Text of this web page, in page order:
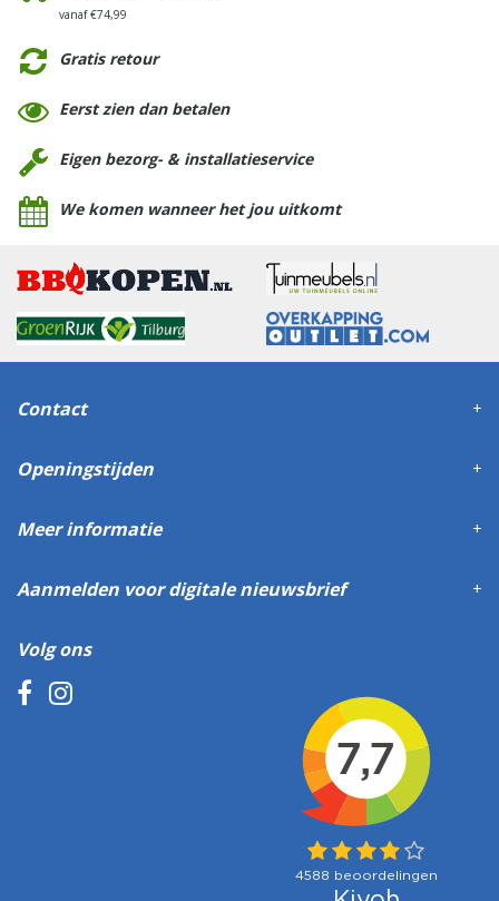
vanaf €74,99
Gratis retour
Eerst zien dan betalen
Eigen bezorg- & installatieservice
We komen wanneer het jou uitkomt
Contact
Volg ons
Openingstijden
Meer informatie
Aanmelden voor digitale nieuwsbrief